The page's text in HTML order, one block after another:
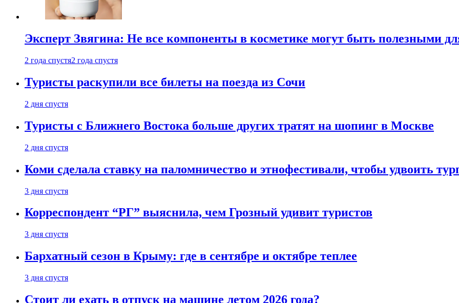
Эксперт Звягина: Не все компоненты в косметике могут быть полезными
2 года спустя2 года спустя
Туристы раскупили все билеты на поезда из Сочи
2 дня спустя
Туристы с Ближнего Востока больше других тратят на шопинг в Москве
2 дня спустя
Коми сделала ставку на паломничество и этнофестивали, чтобы удвоить
3 дня спустя
Корреспондент “РГ” выяснила, чем Грозный удивит туристов
3 дня спустя
Бархатный сезон в Крыму: где в сентябре и октябре теплее
3 дня спустя
Стоит ли ехать в отпуск на машине летом 2026 года?